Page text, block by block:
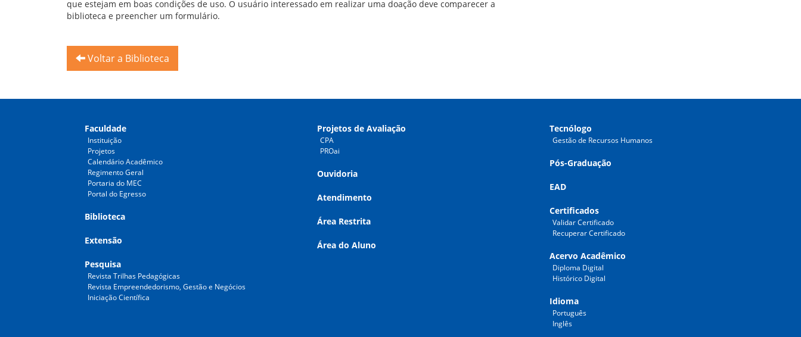
que estejam em boas condições de uso. O usuário interessado em realizar uma doação deve comparecer a
biblioteca e preencher um formulário.
Voltar a Biblioteca
Faculdade
Instituição
Projetos
Calendário Acadêmico
Regimento Geral
Portaria do MEC
Portal do Egresso
Biblioteca
Extensão
Pesquisa
Revista Trilhas Pedagógicas
Revista Empreendedorismo, Gestão e Negócios
Iniciação Científica
Projetos de Avaliação
CPA
PROai
Ouvidoria
Atendimento
Área Restrita
Área do Aluno
Tecnólogo
Gestão de Recursos Humanos
Pós-Graduação
EAD
Certificados
Validar Certificado
Recuperar Certificado
Acervo Acadêmico
Diploma Digital
Histórico Digital
Idioma
Português
Inglês